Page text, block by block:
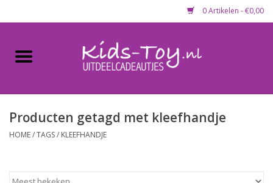
0 Artikelen - €0,00
Home
Gevulde capsules & mixen
Maandaanbieding
Producten getagd met kleefhandje
HOME/TAGS/ KLEEFHANDJE